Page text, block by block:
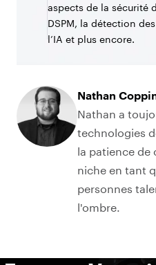
aspects de la sécurité
DSPM, la détection
l’IA et plus encore.
Nathan
Nathan a
technologies
la patience de
niche en tant
personnes
l'ombre.